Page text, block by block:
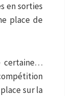
en sorties
place de
certaine…
sur la